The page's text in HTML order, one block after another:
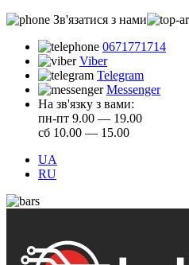
Зв'язатися з нами
0671771714
Viber
Telegram
Messenger
На зв'язку з вами:
пн-пт 9.00 — 19.00
сб 10.00 — 15.00
UA
RU